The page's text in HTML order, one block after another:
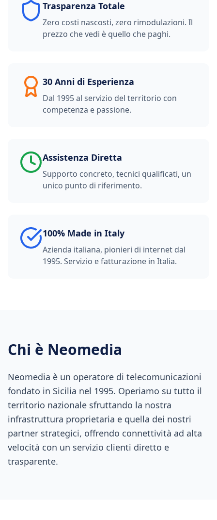
Trasparenza Totale
Zero costi nascosti, zero rimodulazioni. Il
prezzo che vedi è quello che paghi.
30 Anni di Esperienza
Dal 1995 al servizio del territorio con
competenza e passione.
Assistenza Diretta
Supporto concreto, tecnici qualificati, un
unico punto di riferimento.
100% Made in Italy
Azienda italiana, pionieri di internet dal
1995. Servizio e fatturazione in Italia.
Chi è Neomedia
Neomedia è un operatore di telecomunicazioni
fondato in Sicilia nel 1995. Operiamo su tutto il
territorio nazionale sfruttando la nostra
infrastruttura proprietaria e quella dei nostri
partner strategici, offrendo connettività ad alta
velocità con un servizio clienti diretto e
trasparente.